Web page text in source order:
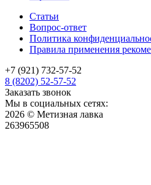
Статьи
Вопрос-ответ
Политика
Правила применения
+7 (921) 732-57-52
8 (8202) 52-57-52
Заказать звонок
Мы в социальных сетях:
2026 © Метизная лавка
263965508